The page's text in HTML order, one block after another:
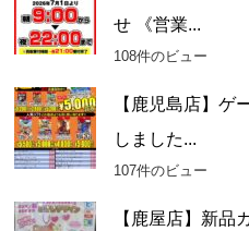
せ 《営業...
108件のビュー
【鹿児島店】ゲ
しました...
107件のビュー
【鹿屋店】新品